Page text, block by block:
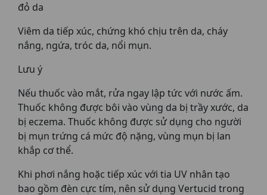
đỏ da
Viêm da tiếp xúc, chứng khó chịu trên da, cháy
nắng, ngứa, tróc da, nổi mụn.
Lưu ý
Nếu thuốc vào mắt, rửa ngay lập tức với nước ấm.
Thuốc không được bôi vào vùng da bị trầy xước, da
bị eczema. Thuốc không được sử dụng cho người
bị mụn trứng cá mức độ nặng, vùng mụn bị lan
khắp cơ thể.
Khi phơi nắng hoặc tiếp xúc với tia UV nhân tạo
bao gồm đèn cực tím, nên sử dụng Vertucid trong